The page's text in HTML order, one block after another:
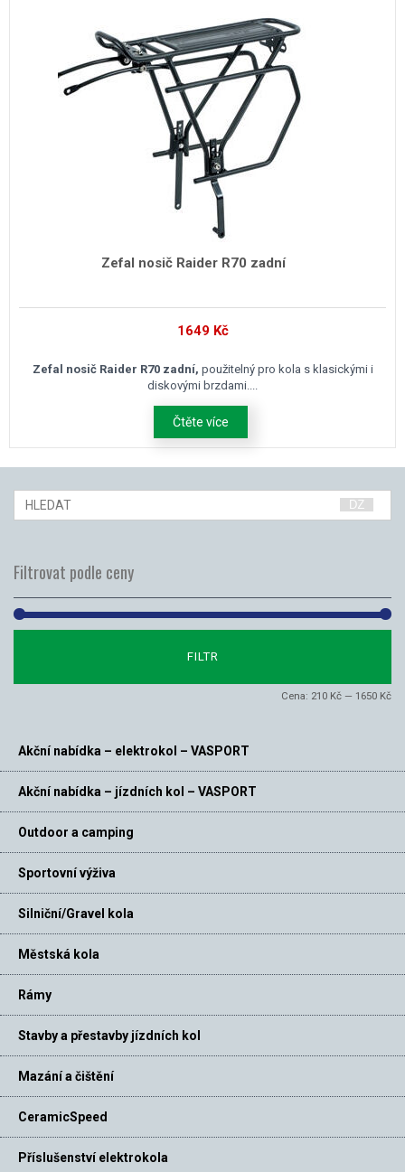
Zefal nosič Raider R70 zadní
1649 Kč
Zefal nosič Raider R70 zadní, použitelný pro kola s klasickými i
diskovými brzdami....
Čtěte více
Filtrovat podle ceny
FILTR
Cena: 210 Kč — 1650 Kč
Akční nabídka – elektrokol – VASPORT
Akční nabídka – jízdních kol – VASPORT
Outdoor a camping
Sportovní výživa
Silniční/Gravel kola
Městská kola
Rámy
Stavby a přestavby jízdních kol
Mazání a čištění
CeramicSpeed
Příslušenství elektrokola